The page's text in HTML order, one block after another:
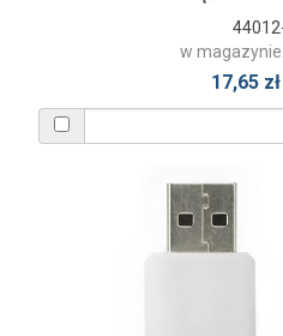
w
17,65 zł